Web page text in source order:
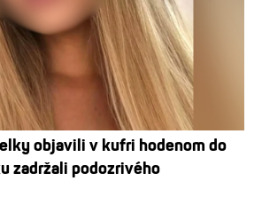
objavili v kufri hodenom do
zadržali podozrivého